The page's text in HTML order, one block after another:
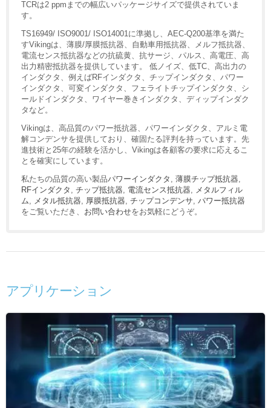
TCRは2 ppmまでの幅広いパッケージサイズで提供されていま
す。
TS16949/ ISO9001/ ISO14001に準拠し、AEC-Q200基準を満た
すVikingは、薄膜/厚膜抵抗器、自動車用抵抗器、メルフ抵抗器、
電流センス抵抗器などの抗硫黄、抗サージ、パルス、高電圧、高
出力精密抵抗器を提供しています。 低ノイズ、低TC、高出力の
インダクタ、例えばRFインダクタ、チップインダクタ、パワー
インダクタ、可変インダクタ、フェライトチップインダクタ、シ
ールドインダクタ、ワイヤー巻きインダクタ、ディップインダク
タなど。
Vikingは、高品質のパワー抵抗器、パワーインダクタ、アルミ電
解コンデンサを提供しており、確固たる評判を持っています。先
進技術と25年の経験を活かし、Vikingは各顧客の要求に応えるこ
とを確実にしています。
私たちの品質の高い製品パワーインダクタ , 薄膜チップ抵抗器,
RFインダクタ , チップ抵抗器, 電流センス抵抗器, メタルフィル
ム, メタル抵抗器, 厚膜抵抗器, チップコンデンサ, パワー抵抗器
をご覧いただき、 お問い合わせをお気軽にどうぞ。
アプリケーション